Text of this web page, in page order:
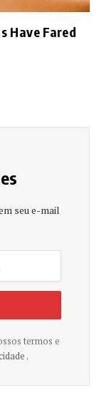
Have Fared
seu e-mail
termos e
.